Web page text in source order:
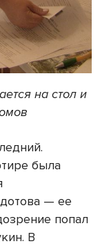
на стол и
была
— ее
попал
В